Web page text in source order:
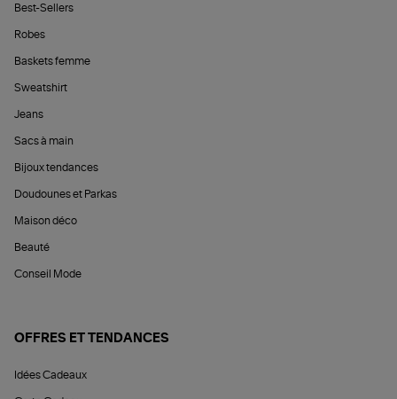
Best-Sellers
Robes
Baskets femme
Sweatshirt
Jeans
Sacs à main
Bijoux tendances
Doudounes et Parkas
Maison déco
Beauté
Conseil Mode
OFFRES ET TENDANCES
Idées Cadeaux